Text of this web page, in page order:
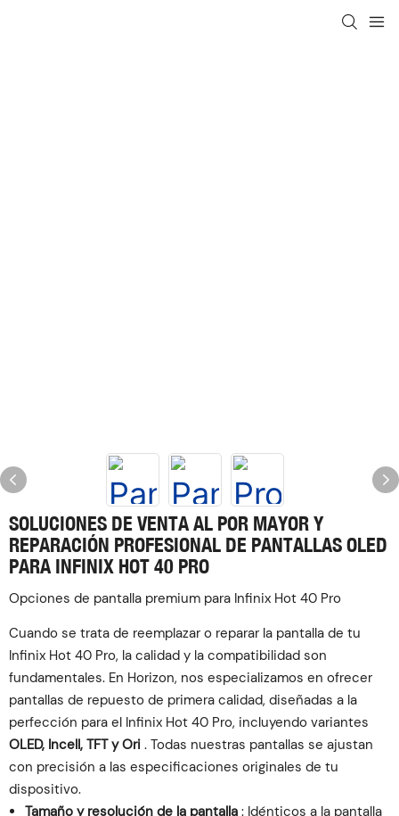
SOLUCIONES DE VENTA AL POR MAYOR Y
REPARACIÓN PROFESIONAL DE PANTALLAS OLED
PARA INFINIX HOT 40 PRO
Opciones de pantalla premium para Infinix Hot 40 Pro
Cuando se trata de reemplazar o reparar la pantalla de tu
Infinix Hot 40 Pro, la calidad y la compatibilidad son
fundamentales. En Horizon, nos especializamos en ofrecer
pantallas de repuesto de primera calidad, diseñadas a la
perfección para el Infinix Hot 40 Pro, incluyendo variantes
OLED, Incell, TFT y Ori . Todas nuestras pantallas se ajustan
con precisión a las especificaciones originales de tu
dispositivo.
Tamaño y resolución de la pantalla : Idénticos a la pantalla